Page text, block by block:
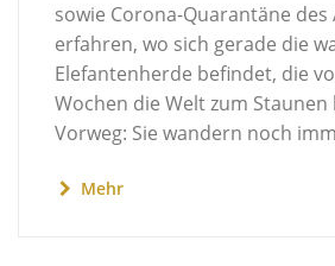
sowie Corona-Quarantäne des
erfahren, wo sich gerade die
Elefantenherde befindet, die
Wochen die Welt zum Staunen
Vorweg: Sie wandern noch
Mehr